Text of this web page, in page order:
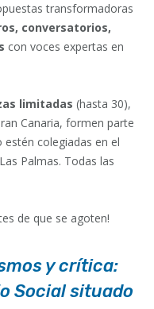
transformadoras
conversatorios,
con voces expertas en
limitadas (hasta 30),
Canaria, formen parte
estén colegiadas en el
Palmas. Todas las
de que se agoten!
y crítica:
Social situado